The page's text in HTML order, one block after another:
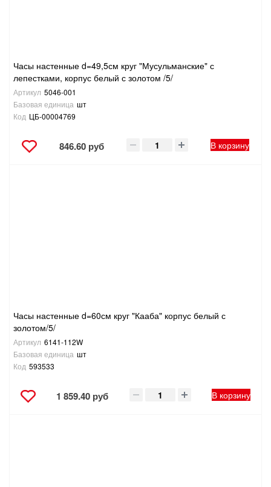
Часы настенные d=49,5см круг "Мусульманские" с
лепестками, корпус белый с золотом /5/
Артикул 5046-001
Базовая единица шт
Код ЦБ-00004769
846.60 руб В корзину
Часы настенные d=60см круг "Кааба" корпус белый с
золотом/5/
Артикул 6141-112W
Базовая единица шт
Код 593533
1 859.40 руб В корзину